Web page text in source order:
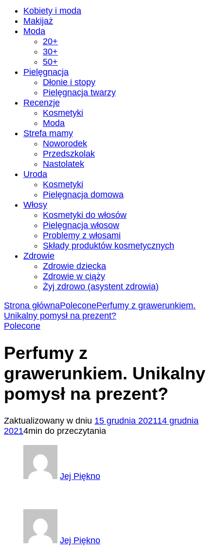
Kobiety i moda
Makijaż
Moda
20+
30+
50+
Pielęgnacja
Dłonie i stopy
Pielęgnacja twarzy
Recenzje
Kosmetyki
Moda
Strefa mamy
Noworodek
Przedszkolak
Nastolatek
Uroda
Kosmetyki
Pielęgnacja domowa
Włosy
Kosmetyki do włosów
Pielęgnacja włosow
Problemy z włosami
Składy produktów kosmetycznych
Zdrowie
Zdrowie dziecka
Zdrowie w ciąży
Żyj zdrowo (asystent zdrowia)
Strona głównaPoleconePerfumy z grawerunkiem.
Unikalny pomysł na prezent?
Polecone
Perfumy z
grawerunkiem. Unikalny
pomysł na prezent?
Zaktualizowany w dniu 15 grudnia 202114 grudnia
20214min do przeczytania
Jej Piękno
Jej Piękno